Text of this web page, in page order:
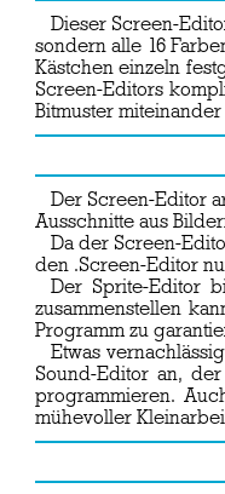
Dieser Screen-
sondern alle 16
Kästchen einzeln
Screen-Editors
Bitmuster
Der Screen-Editor
Ausschnitte aus
Da der Screen-
den .Screen-Editor
Der Sprite-Editor
zusammenstellen
Programm zu
Etwas
Sound-Editor an,
programmieren.
mühevoller